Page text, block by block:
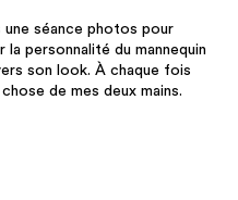
une séance photos pour
personnalité du mannequin
son look. À chaque fois
de mes deux mains.